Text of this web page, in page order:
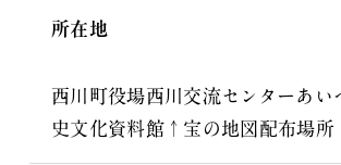
所在地
西川町役場西川交流センターあい
史文化資料館↑宝の地図配布場所